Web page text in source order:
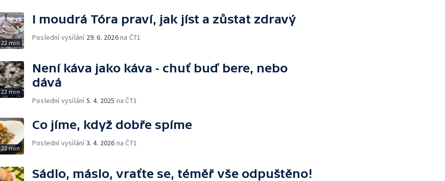
22 min
I moudrá Tóra praví, jak jíst a zůstat zdravý
Poslední vysílání 29. 6. 2026na ČT1
22 min
Není káva jako káva - chuť buď bere, nebo
dává
Poslední vysílání5. 4. 2025 na ČT1
22 min
Co jíme, když dobře spíme
Poslední vysílání3. 4. 2026 na ČT1
Sádlo, máslo, vraťte se, téměř vše odpuštěno!